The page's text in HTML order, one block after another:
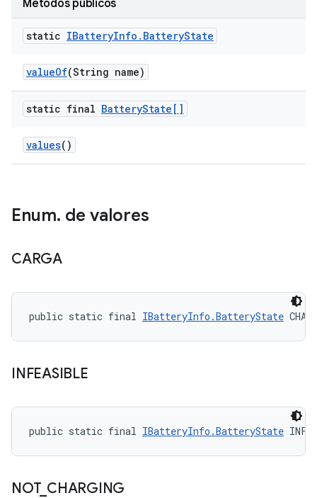
Métodos públicos
static IBatteryInfo . BatteryState
valueOf(String name)
static final BatteryState[]
values()
Enum. de valores
CARGA
public static final IBatteryInfo.BatteryState
INFEASIBLE
public static final IBatteryInfo.BatteryState
NOT_ CHARGING